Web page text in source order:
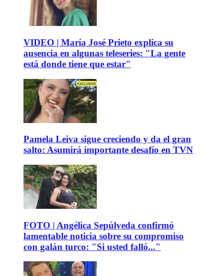
VIDEO | María José Prieto explica su
ausencia en algunas teleseries: "La gente
está donde tiene que estar"
Pamela Leiva sigue creciendo y da el gran
salto: Asumirá importante desafío en TVN
FOTO | Angélica Sepúlveda confirmó
lamentable noticia sobre su compromiso
con galán turco: "Si usted falló..."